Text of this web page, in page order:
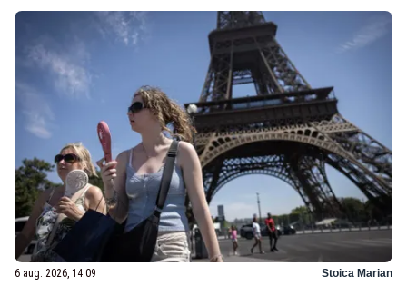
6 aug. 2026, 14:09 Stoica Marian